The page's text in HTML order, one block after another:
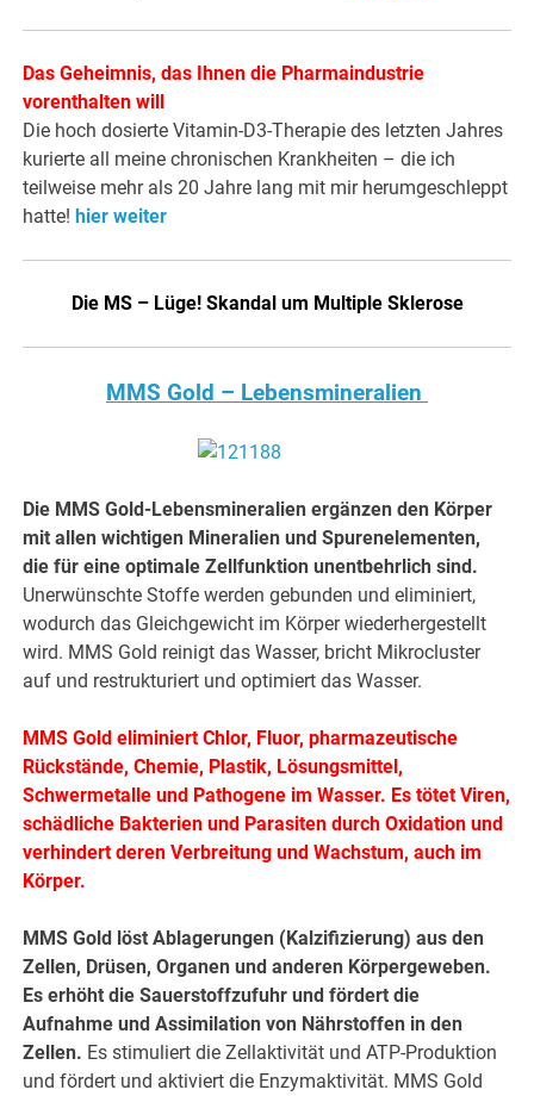
Das Geheimnis, das Ihnen die Pharmaindustrie
vorenthalten will
Die hoch dosierte Vitamin-D3-Therapie des letzten Jahres
kurierte all meine chronischen Krankheiten – die ich
teilweise mehr als 20 Jahre lang mit mir herumgeschleppt
hatte! hier weiter
Die MS – Lüge! Skandal um Multiple Sklerose
MMS Gold – Lebensmineralien
Die MMS Gold-Lebensmineralien ergänzen den Körper
mit allen wichtigen Mineralien und Spurenelementen,
die für eine optimale Zellfunktion unentbehrlich sind.
Unerwünschte Stoffe werden gebunden und eliminiert,
wodurch das Gleichgewicht im Körper wiederhergestellt
wird. MMS Gold reinigt das Wasser, bricht Mikrocluster
auf und restrukturiert und optimiert das Wasser.
MMS Gold eliminiert Chlor, Fluor, pharmazeutische
Rückstände, Chemie, Plastik, Lösungsmittel,
Schwermetalle und Pathogene im Wasser. Es tötet Viren,
schädliche Bakterien und Parasiten durch Oxidation und
verhindert deren Verbreitung und Wachstum, auch im
Körper.
MMS Gold löst Ablagerungen (Kalzifizierung) aus den
Zellen, Drüsen, Organen und anderen Körpergeweben.
Es erhöht die Sauerstoffzufuhr und fördert die
Aufnahme und Assimilation von Nährstoffen in den
Zellen. Es stimuliert die Zellaktivität und ATP-Produktion
und fördert und aktiviert die Enzymaktivität. MMS Gold